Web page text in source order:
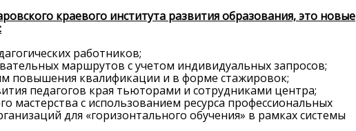
политехнический
техникум
Хабаровский краевой институт
развития образования
краевого института развития образования, это новые
работников;
маршрутов с учетом индивидуальных запросов;
повышения квалификации и в форме стажировок;
педагогов края тьюторами и сотрудниками центра;
с использованием ресурса профессиональных
для «горизонтального обучения» в рамках системы